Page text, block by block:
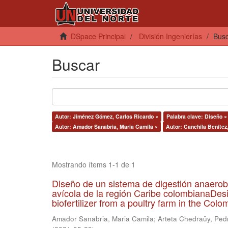
DSpace Principal División Ingenierías
Buscar
Autor: Jiménez Gómez, Carlos Ricardo × Palabra clave: Diseño ×
Autor: Amador Sanabria, Maria Camila ×
Autor: Canchila
Mostrando ítems 1-1 de 1
Diseño de un sistema de digestión
avícola de la región Caribe
biofertilizer from a poultry farm in the
Amador Sanabria, Maria Camila; Arteta Chedraüy,